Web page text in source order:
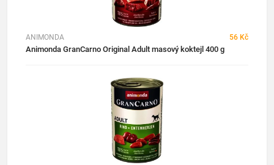
ANIMONDA 56 Kč
Animonda GranCarno Original Adult masový koktejl 400 g